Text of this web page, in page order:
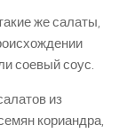
же салаты,
соевый соус.
из
кориандра,